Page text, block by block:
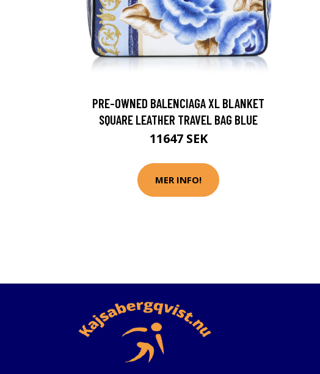
PRE-OWNED BALENCIAGA XL BLANKET
SQUARE LEATHER TRAVEL BAG BLUE
11647 SEK
MER INFO!